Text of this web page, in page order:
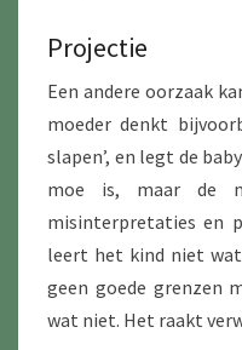
Projectie
Een andere oorzaak
moeder denkt
slapen’, en legt de
moe is, maar de
misinterpretaties en
leert het kind niet
geen goede grenzen
wat niet. Het raakt